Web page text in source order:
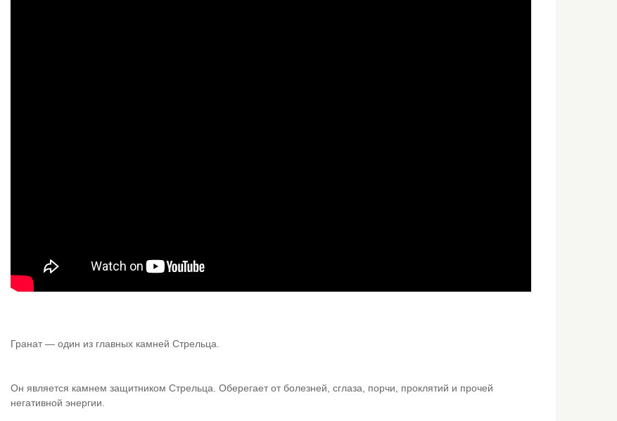
Гранат — один из главных камней Стрельца.
Он является камнем защитником Стрельца. Оберегает от болезней, сглаза, порчи, проклятий и прочей
негативной энергии.